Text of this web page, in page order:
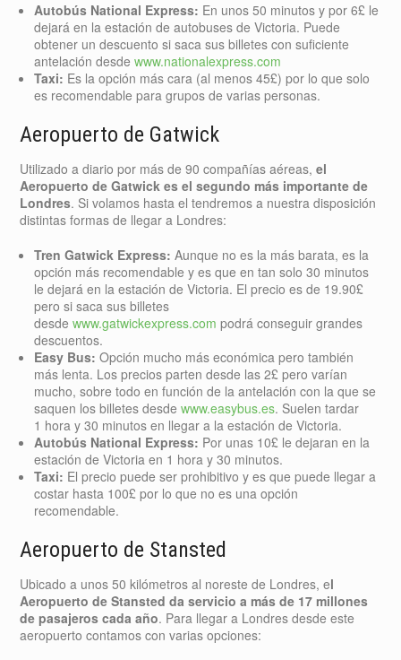
Autobús National Express: En unos 50 minutos y por 6£ le
dejará en la estación de autobuses de Victoria. Puede
obtener un descuento si saca sus billetes con suficiente
antelación desdewww.nationalexpress.com
Taxi: Es la opción más cara (al menos 45£) por lo que solo
es recomendable para grupos de varias personas.
Aeropuerto de Gatwick
Utilizado a diario por más de 90 compañías aéreas,el
Aeropuerto de Gatwick es el segundo más importante de
Londres. Si volamos hasta el tendremos a nuestra disposición
distintas formas de llegar a Londres:
Tren Gatwick Express: Aunque no es la más barata, es la
opción más recomendable y es que en tan solo 30 minutos
le dejará en la estación de Victoria. El precio es de 19.90£
pero si saca sus billetes
desdewww.gatwickexpress.com podrá conseguir grandes
descuentos.
Easy Bus:Opción mucho más económica pero también
más lenta. Los precios parten desde las 2£ pero varían
mucho, sobre todo en función de la antelación con la que se
saquen los billetes desdewww.easybus.es. Suelen tardar
1 hora y 30 minutos en llegar a la estación de Victoria.
Autobús National Express: Por unas 10£ le dejaran en la
estación de Victoria en 1 hora y 30 minutos.
Taxi: El precio puede ser prohibitivo y es que puede llegar a
costar hasta 100£ por lo que no es una opción
recomendable.
Aeropuerto de Stansted
Ubicado a unos 50 kilómetros al noreste de Londres, el
Aeropuerto de Stansted da servicio a más de 17 millones
de pasajeros cada año. Para llegar a Londres desde este
aeropuerto contamos con varias opciones: